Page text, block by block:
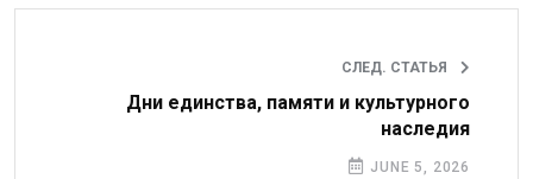
СЛЕД. СТАТЬЯ
Дни единства, памяти и культурного
наследия
JUNE 5, 2026